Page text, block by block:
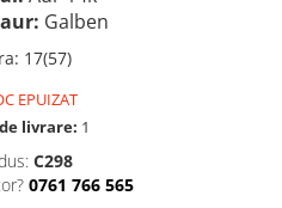
Galben
: 17(57)
EPUIZAT
livrare: 1
C298
0761 766 565